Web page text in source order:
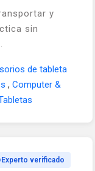
y
sin
de tableta
, Computer &
Experto verificado